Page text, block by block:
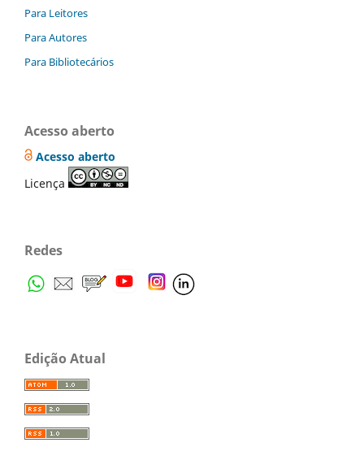
Para Leitores
Para Autores
Para Bibliotecários
Acesso aberto
Acesso aberto
Licença
Redes
Edição Atual